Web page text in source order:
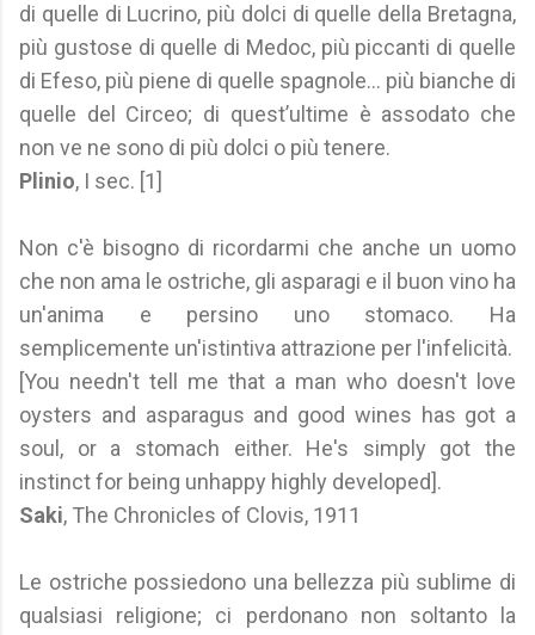
di quelle di Lucrino, più dolci di quelle della Bretagna,
più gustose di quelle di Medoc, più piccanti di quelle
di Efeso, più piene di quelle spagnole… più bianche di
quelle del Circeo; di quest’ultime è assodato che
non ve ne sono di più dolci o più tenere.
Plinio, I sec. [1]
Non c'è bisogno di ricordarmi che anche un uomo
che non ama le ostriche, gli asparagi e il buon vino ha
un'anima e persino uno stomaco. Ha
semplicemente un'istintiva attrazione per l'infelicità.
[You needn't tell me that a man who doesn't love
oysters and asparagus and good wines has got a
soul, or a stomach either. He's simply got the
instinct for being unhappy highly developed].
Saki, The Chronicles of Clovis, 1911
Le ostriche possiedono una bellezza più sublime di
qualsiasi religione; ci perdonano non soltanto la